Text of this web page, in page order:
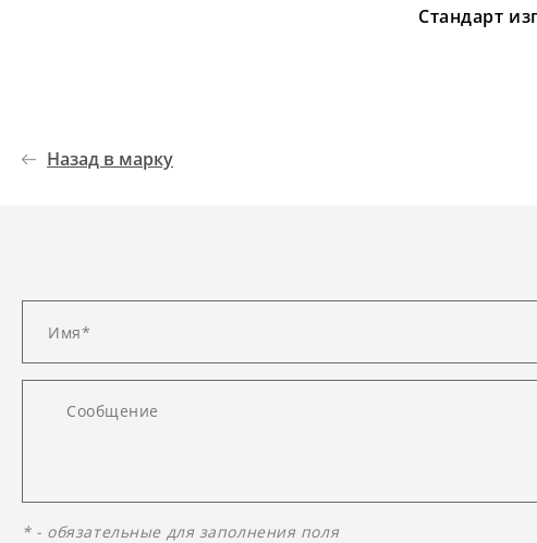
Стандарт
Назад в марку
* - обязательные для заполнения поля